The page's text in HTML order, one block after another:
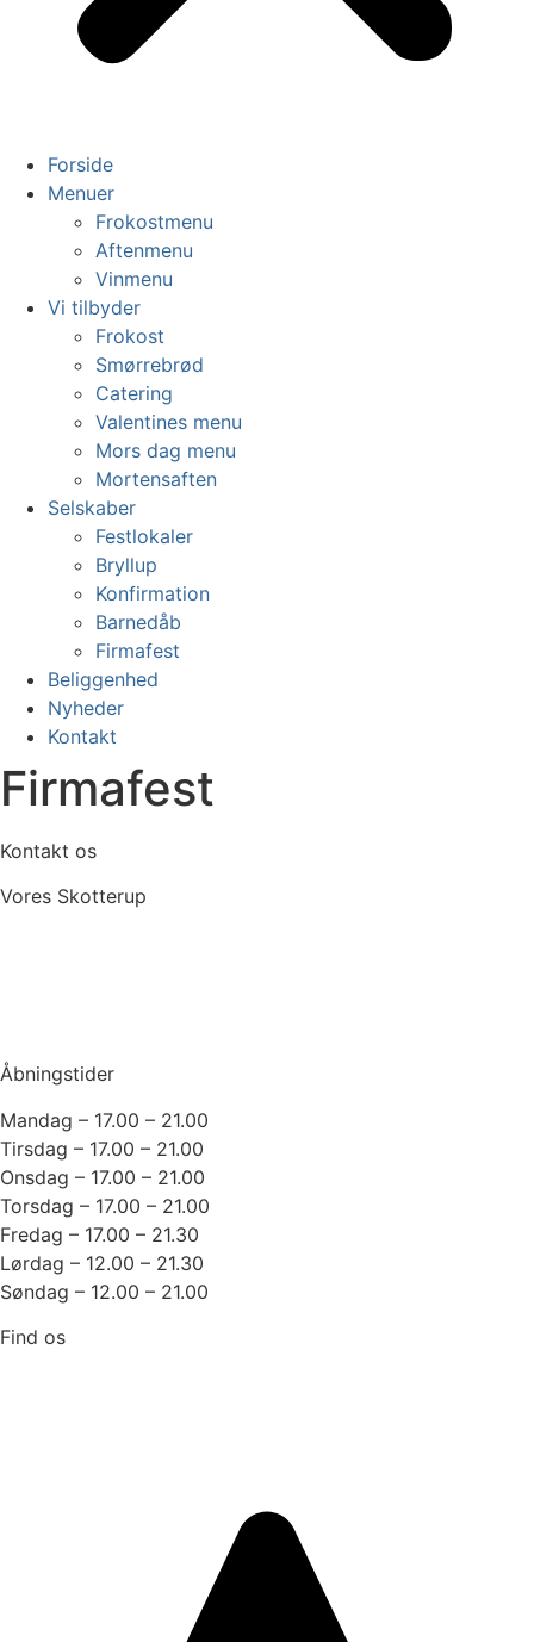
Forside
Menuer
Frokostmenu
Aftenmenu
Vinmenu
Vi tilbyder
Frokost
Smørrebrød
Catering
Valentines menu
Mors dag menu
Mortensaften
Selskaber
Festlokaler
Bryllup
Konfirmation
Barnedåb
Firmafest
Beliggenhed
Nyheder
Kontakt
Firmafest
Kontakt os
Vores Skotterup
Åbningstider
Mandag – 17.00 – 21.00
Tirsdag – 17.00 – 21.00
Onsdag – 17.00 – 21.00
Torsdag – 17.00 – 21.00
Fredag – 17.00 – 21.30
Lørdag – 12.00 – 21.30
Søndag – 12.00 – 21.00
Find os